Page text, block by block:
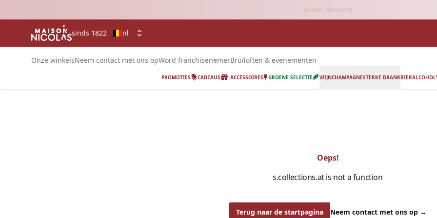
sinds 1822 nl
Onze winkelsNeem contact met ons opWord franchisenemerBruiloften & evenementen
PROMOTIES CADEAUS ACCESSOIRES GROENE SELECTIE WIJNCHAMPAGNESTERKE DRANKBIER
Oeps!
s.collections.at is not a function
Terug naar de startpagina Neem contact met ons op →